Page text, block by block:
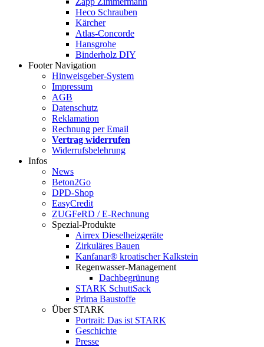
Heco Schrauben
Kärcher
Atlas-Concorde
Hansgrohe
Binderholz DIY
Footer Navigation
Hinweisgeber-System
Impressum
AGB
Datenschutz
Reklamation
Rechnung per Email
Vertrag widerrufen
Widerrufsbelehrung
Infos
News
Beton2Go
DPD-Shop
EasyCredit
ZUGFeRD / E-Rechnung
Spezial-Produkte
Airrex Dieselheizgeräte
Zirkuläres Bauen
Kanfanar® kroatischer Kalkstein
Regenwasser-Management
Dachbegrünung
STARK SchuttSack
Prima Baustoffe
Über STARK
Portrait: Das ist STARK
Geschichte
Presse